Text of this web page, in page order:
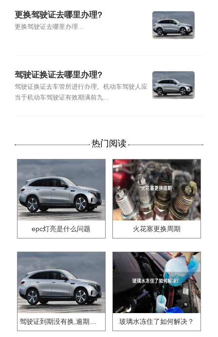
更换驾驶证去哪里办理?
更换驾驶证去哪里办理...
驾驶证换证去哪里办理?
驾驶证换证去车管所进行办理。机动车驾驶人应
当于机动车驾驶证有效期满前九...
热门阅读
epc灯亮是什么问题 火花塞更换周期
驾驶证到期没有换,逾期怎么办?? 玻璃水冻住了如何解决？